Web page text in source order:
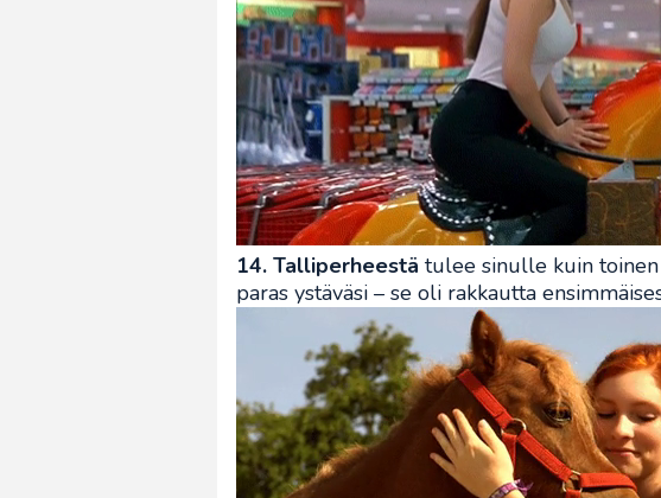
14. Talliperheestä tulee sinulle kuin
paras ystäväsi – se oli rakkautta